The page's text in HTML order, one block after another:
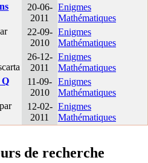
20-06-
2011
Enigmes
Mathématiques
22-09-
2010
Enigmes
Mathématiques
26-12-
2011
Enigmes
Mathématiques
Q
11-09-
2010
Enigmes
Mathématiques
par
12-02-
2011
Enigmes
Mathématiques
de recherche